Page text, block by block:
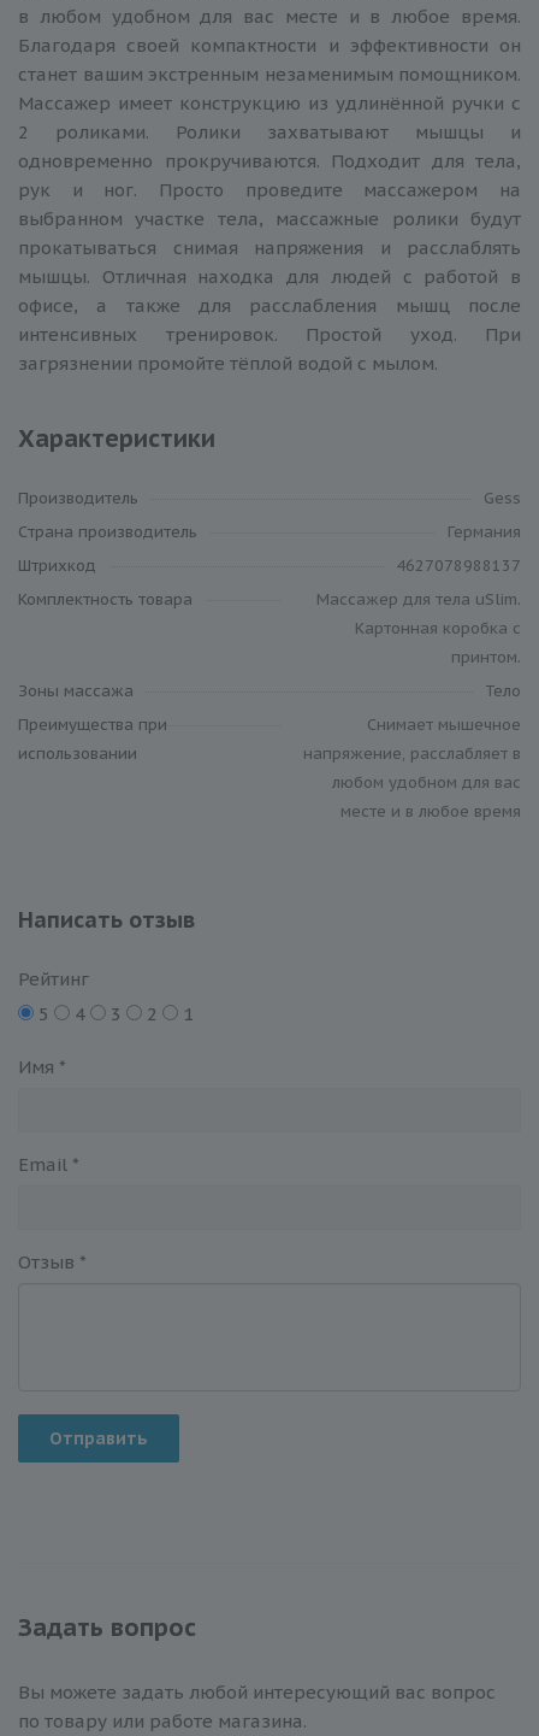
в любом удобном для вас месте и в любое время.
Благодаря своей компактности и эффективности он
станет вашим экстренным незаменимым помощником.
Массажер имеет конструкцию из удлинённой ручки с
2 роликами. Ролики захватывают мышцы и
одновременно прокручиваются. Подходит для тела,
рук и ног. Просто проведите массажером на
выбранном участке тела, массажные ролики будут
прокатываться снимая напряжения и расслаблять
мышцы. Отличная находка для людей с работой в
офисе, а также для расслабления мышц после
интенсивных тренировок. Простой уход. При
загрязнении промойте тёплой водой с мылом.
Характеристики
Производитель
Gess
Cтрана производитель
Германия
Штрихкод
4627078988137
Комплектность товара
Массажер для тела uSlim.
Картонная коробка с
принтом.
Зоны массажа
Тело
Преимущества при
использовании
Cнимает мышечное
напряжение, расслабляет в
любом удобном для вас
месте и в любое время
Написать отзыв
Рейтинг
5
4 3 2 1
Имя *
Email *
Отзыв *
Отправить
Задать вопрос
Вы можете задать любой интересующий вас вопрос
по товару или работе магазина.